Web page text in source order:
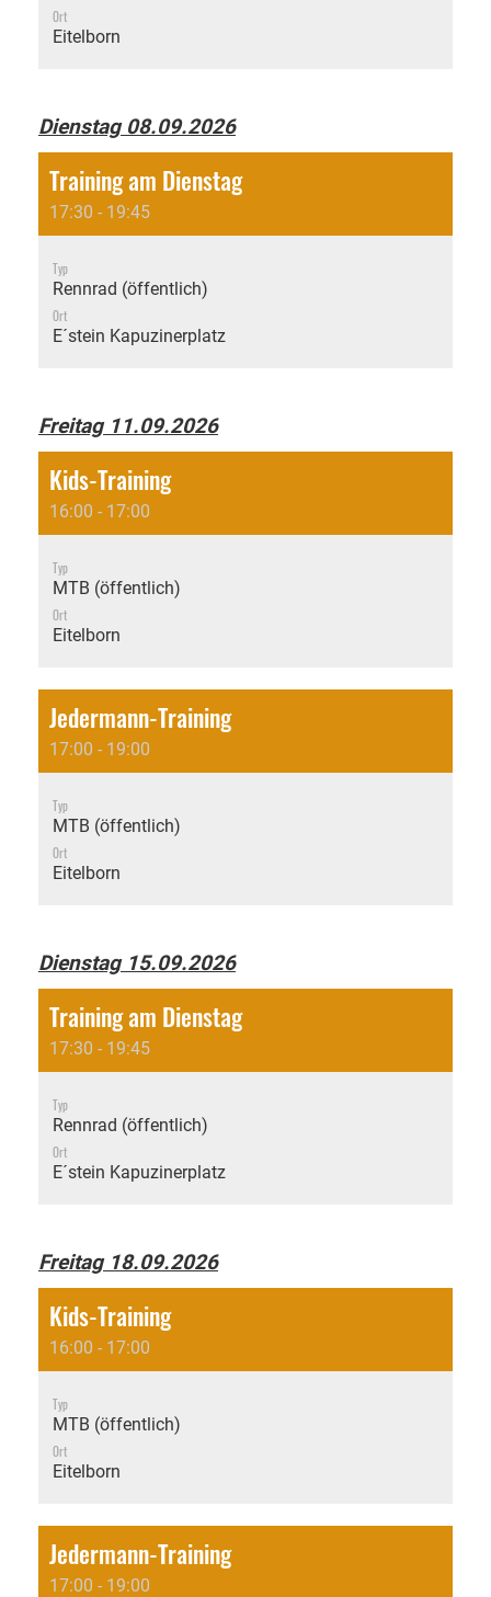
Ort
Eitelborn
Dienstag 08.09.2026
Training am Dienstag
17:30 - 19:45
Typ
Rennrad (öffentlich)
Ort
E´stein Kapuzinerplatz
Freitag 11.09.2026
Kids-Training
16:00 - 17:00
Typ
MTB (öffentlich)
Ort
Eitelborn
Jedermann-Training
17:00 - 19:00
Typ
MTB (öffentlich)
Ort
Eitelborn
Dienstag 15.09.2026
Training am Dienstag
17:30 - 19:45
Typ
Rennrad (öffentlich)
Ort
E´stein Kapuzinerplatz
Freitag 18.09.2026
Kids-Training
16:00 - 17:00
Typ
MTB (öffentlich)
Ort
Eitelborn
Jedermann-Training
17:00 - 19:00